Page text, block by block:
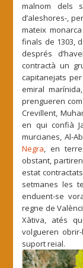
malnom dels
d’aleshores-,
mateix
finals de 1303,
després
contractà un
capitanejats
emiral
prengueren
Crevillent,
en qui confià
murcianes, Al-
Negra, en
obstant,
estat
setmanes les
enduent-se
regne de
Xàtiva, atés
volgueren
suport reial.